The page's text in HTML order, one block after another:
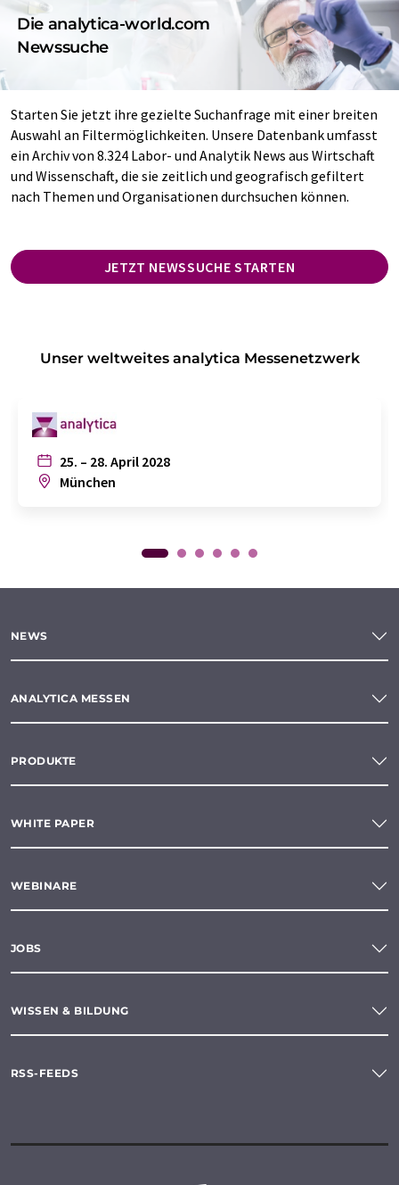
Die analytica-world.com
Newssuche
Starten Sie jetzt ihre gezielte Suchanfrage mit einer breiten
Auswahl an Filtermöglichkeiten. Unsere Datenbank umfasst
ein Archiv von 8.324 Labor- und Analytik News aus Wirtschaft
und Wissenschaft, die sie zeitlich und geografisch gefiltert
nach Themen und Organisationen durchsuchen können.
JETZT NEWSSUCHE STARTEN
Unser weltweites analytica Messenetzwerk
25. – 28. April 2028
München
NEWS
ANALYTICA MESSEN
PRODUKTE
WHITE PAPER
WEBINARE
JOBS
WISSEN & BILDUNG
RSS-FEEDS